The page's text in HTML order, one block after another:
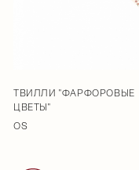
ТВИЛЛИ "ФАРФОРОВЫЕ
ЦВЕТЫ"
OS